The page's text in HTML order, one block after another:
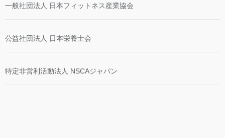
一般社団法人 日本フィットネス産業協会
公益社団法人 日本栄養士会
特定非営利活動法人 NSCAジャパン